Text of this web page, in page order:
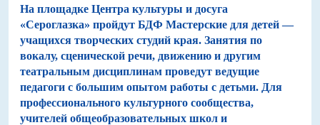
На площадке Центра культуры и досуга
«Сероглазка» пройдут БДФ Мастерские для детей —
учащихся творческих студий края. Занятия по
вокалу, сценической речи, движению и другим
театральным дисциплинам проведут ведущие
педагоги с большим опытом работы с детьми. Для
профессионального культурного сообщества,
учителей общеобразовательных школ и